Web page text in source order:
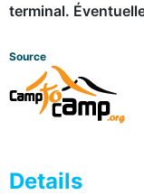
terminal.
Source
Details